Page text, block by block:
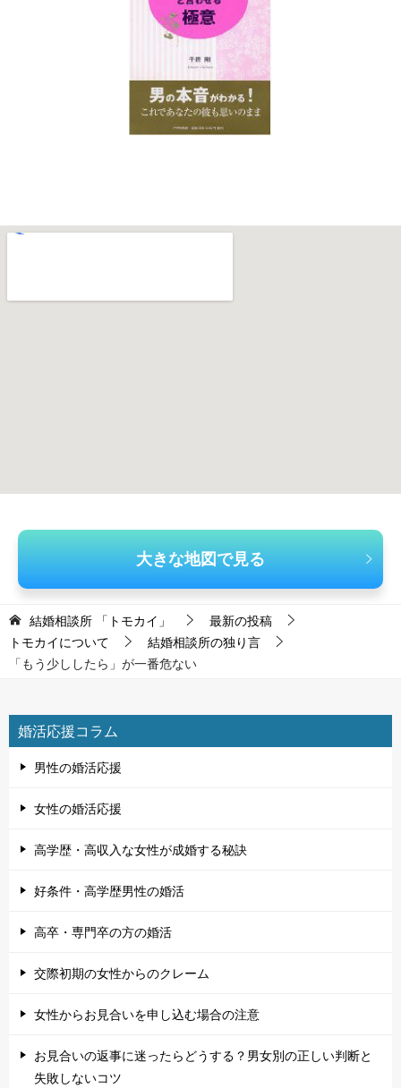
大きな地図で見る
結婚相談所 「トモカイ」
最新の投稿
トモカイについて
結婚相談所の独り言
「もう少ししたら」が一番危ない
婚活応援コラム
男性の婚活応援
女性の婚活応援
高学歴・高収入な女性が成婚する秘訣
好条件・高学歴男性の婚活
高卒・専門卒の方の婚活
交際初期の女性からのクレーム
女性からお見合いを申し込む場合の注意
お見合いの返事に迷ったらどうする？男女別の正しい判断と
失敗しないコツ